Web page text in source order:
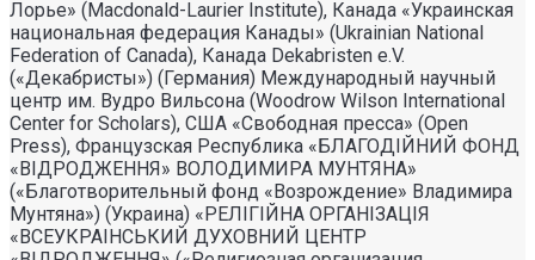
Лорье» (Macdonald-Laurier Institute), Канада «Украинская
национальная федерация Канады» (Ukrainian National
Federation of Canada), Канада Dekabristen e.V.
(«Декабристы») (Германия) Международный научный
центр им. Вудро Вильсона (Woodrow Wilson International
Center for Scholars), США «Свободная пресса» (Open
Press), Французская Республика «БЛАГОДIЙНИЙ ФОНД
«ВIДРОДЖЕННЯ» ВОЛОДИМИРА МУНТЯНА»
(«Благотворительный фонд «Возрождение» Владимира
Мунтяна») (Украина) «РЕЛIГIЙНА ОРГАНIЗАЦIЯ
«ВСЕУКРАIНСЬКИЙ ДУХОВНИЙ ЦЕНТР